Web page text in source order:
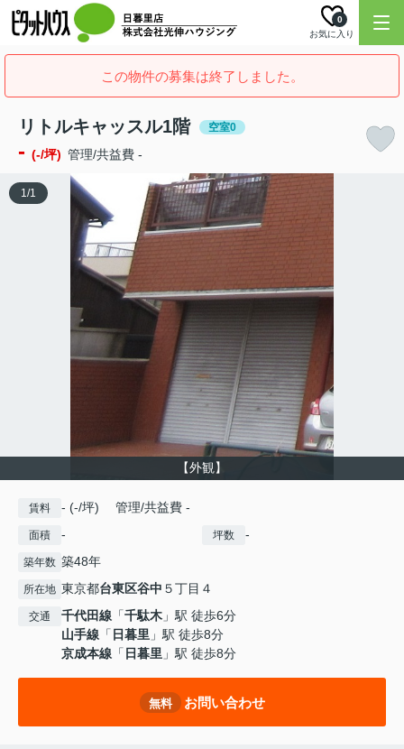
お気に入り
0
この物件の募集は終了しました。
リトルキャッスル1階 空室0
- (-/坪) 管理/共益費 -
【外観】
1/1
賃料 - (-/坪) 管理/共益費 -
面積 - 坪数 -
築年数 築48年
所在地 東京都台東区谷中 ５丁目４
交通 千代田線 「千駄木 」駅 徒歩6分
山手線 「 日暮里 」駅 徒歩8分
京成本線 「 日暮里 」駅 徒歩8分
無料 お問い合わせ